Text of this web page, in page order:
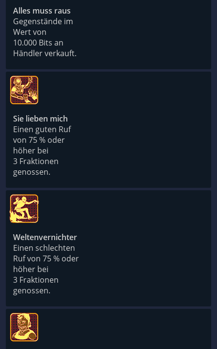
Alles muss raus
Gegenstände im
Wert von
10.000 Bits an
Händler verkauft.
Sie lieben mich
Einen guten Ruf
von 75 % oder
höher bei
3 Fraktionen
genossen.
Weltenvernichter
Einen schlechten
Ruf von 75 % oder
höher bei
3 Fraktionen
genossen.